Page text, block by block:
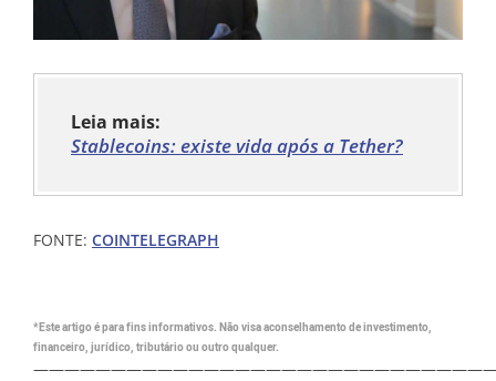
Leia mais:
Stablecoins: existe vida após a Tether?
FONTE: COINTELEGRAPH
*Este artigo é para fins informativos. Não visa aconselhamento de investimento,
financeiro, jurídico, tributário ou outro qualquer.